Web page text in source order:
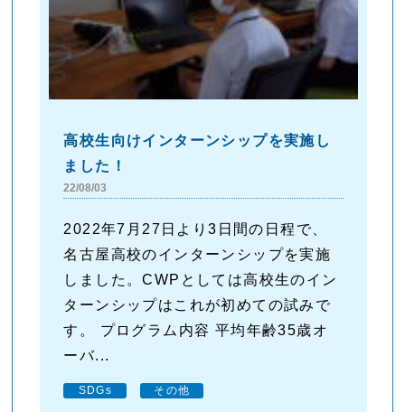
高校生向けインターンシップを実施し
ました！
22/08/03
2022年7月27日より3日間の日程で、
名古屋高校のインターンシップを実施
しました。CWPとしては高校生のイン
ターンシップはこれが初めての試みで
す。 プログラム内容 平均年齢35歳オ
ーバ...
SDGs その他